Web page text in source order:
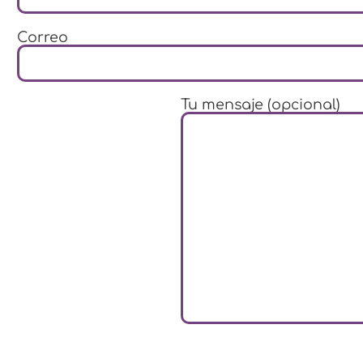
Correo
Tu mensaje (opcional)